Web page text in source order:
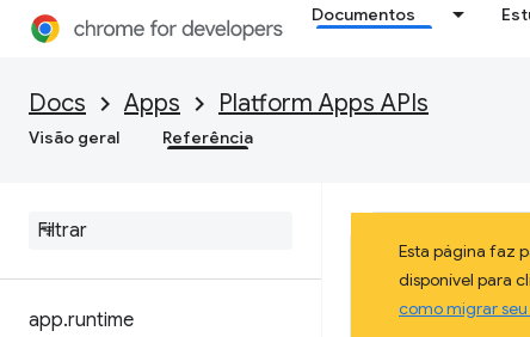
Documentos
Docs Apps Platform Apps APIs
Visão geral Referência
app.runtime
Esta página faz
disponível para
como migrar